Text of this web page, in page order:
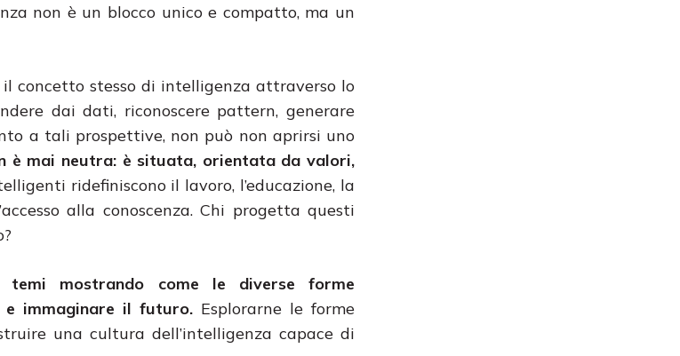
non è un blocco unico e compatto, ma un
concetto stesso di intelligenza attraverso lo
dai dati, riconoscere pattern, generare
a tali prospettive, non può non aprirsi uno
è mai neutra: è situata, orientata da valori,
ridefiniscono il lavoro, l’educazione, la
alla conoscenza. Chi progetta questi
mostrando come le diverse forme
e immaginare il futuro. Esplorarne le forme
una cultura dell’intelligenza capace di